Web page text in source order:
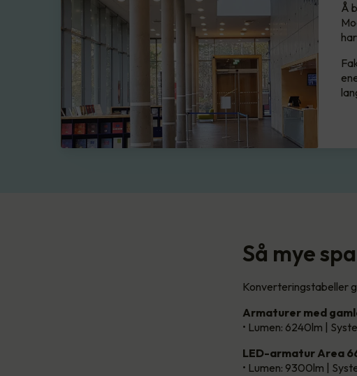
Å
Så mye
Konverteringstabeller
Armaturer med
• Lumen: 6240lm |
LED-armatur Area
• Lumen: 9300lm |